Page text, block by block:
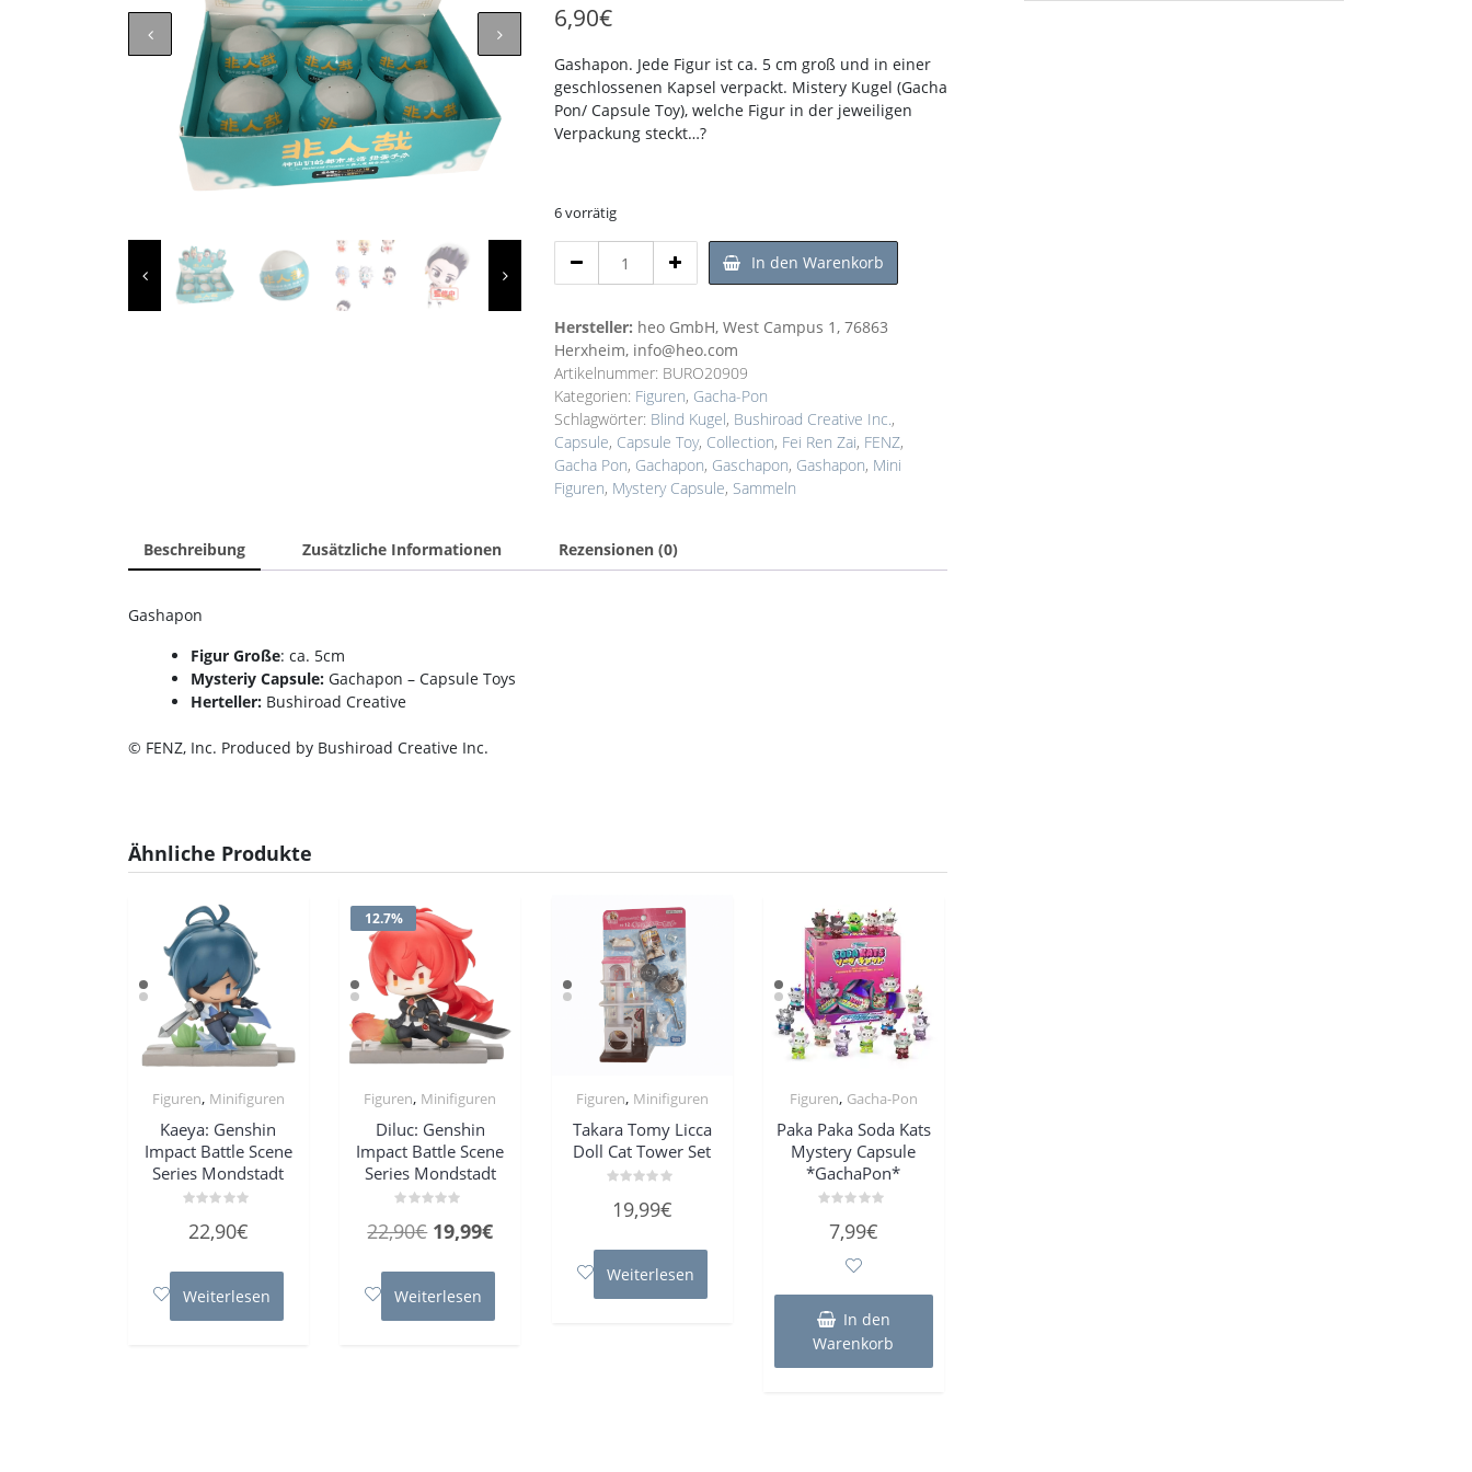
6,90€
Gashapon. Jede Figur ist ca. 5 cm groß und in einer
geschlossenen Kapsel verpackt. Mistery Kugel (Gacha
Pon/ Capsule Toy), welche Figur in der jeweiligen
Verpackung steckt…?
6 vorrätig
Ren
Zai
-
Capsule
Collection
-
Sammelfiguren
Menge
In den Warenkorb
Hersteller: heo GmbH, West Campus 1, 76863
Herxheim, info@heo.com
Artikelnummer: BURO20909
Kategorien: Figuren, Gacha-Pon
Schlagwörter: Blind Kugel, Bushiroad Creative Inc.,
Capsule, Capsule Toy, Collection, Fei Ren Zai, FENZ,
Gacha Pon, Gachapon, Gaschapon, Gashapon, Mini
Figuren, Mystery Capsule, Sammeln
Beschreibung Zusätzliche Informationen Rezensionen (0)
Gashapon
Figur Große: ca. 5cm
Mysteriy Capsule: Gachapon – Capsule Toys
Herteller: Bushiroad Creative
© FENZ, Inc. Produced by Bushiroad Creative Inc.
Ähnliche Produkte
Figuren, Minifiguren
Kaeya: Genshin
Impact Battle Scene
Series Mondstadt
mit
5
22,90€
Weiterlesen
12.7%
Figuren, Minifiguren
Diluc: Genshin
Impact Battle Scene
Series Mondstadt
mit
5
22,90€ Ursprünglicher
war:
22,90€
19,99€Aktueller
19,99€.
Weiterlesen
Figuren, Minifiguren
Takara Tomy Licca
Doll Cat Tower Set
mit
5
19,99€
Weiterlesen
Figuren, Gacha-Pon
Paka Paka Soda Kats
Mystery Capsule
*GachaPon*
mit
7,99€
In den
Warenkorb